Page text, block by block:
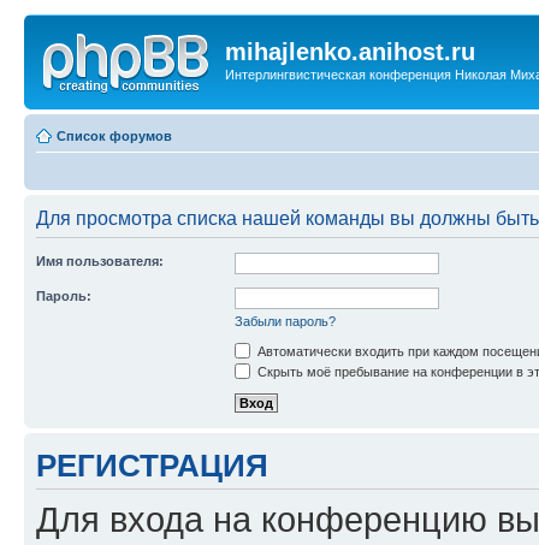
mihajlenko.anihost.ru
Интерлингвистическая конференция Николая
Список форумов
Для просмотра списка нашей команды вы должны
Имя пользователя:
Пароль:
Забыли пароль?
Автоматически входить при каждом
Скрыть моё пребывание на конференции в
РЕГИСТРАЦИЯ
Для входа на конференцию